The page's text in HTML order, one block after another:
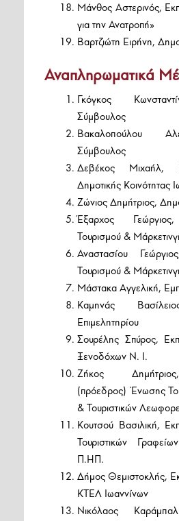
Μάνθος Αστερινός,
για την Ανατροπή»
Βαρτζιώτη Ειρήνη,
Αναπληρωματικά
Γκόγκος
Σύμβουλος
Βακαλοπούλου
Σύμβουλος
Δεβέκος Μιχαήλ,
Δημοτικής Κοινότητας
Ζώνιος Δημήτριος,
Έξαρχος
Τουρισμού &
Αναστασίου
Τουρισμού &
Μάστακα Αγγελική,
Καμηνάς
Επιμελητηρίου
Σουρέλης Σπύρος,
Ξενοδόχων Ν. Ι.
Ζήκος
(πρόεδρος) Ένωσης
& Τουριστικών
Κουτσού Βασιλική,
Τουριστικών
Π.ΗΠ.
Δήμος Θεμιστοκλής,
ΚΤΕΛ Ιωαννίνων
Νικόλαος